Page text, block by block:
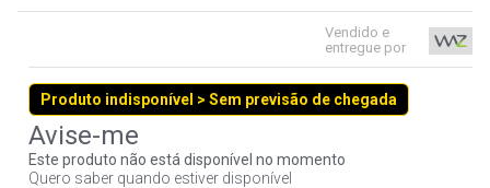
Vendido e
entregue por
Produto indisponível > Sem previsão de chegada
Este produto não está disponível no momento
Quero saber quando estiver disponível
6º
mouse
8º
fractal
10º hd